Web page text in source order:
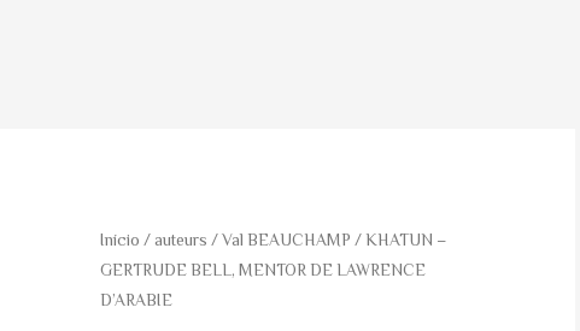
Início / auteurs / Val BEAUCHAMP / KHATUN –
GERTRUDE BELL, MENTOR DE LAWRENCE
D’ARABIE